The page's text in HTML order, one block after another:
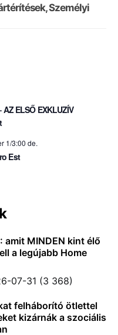
Személyi
AZ ELSŐ EXKLUZÍV
1/3:00 de.
Est
MINDEN kint élő
a legújabb Home
07-31 (3 368)
felháborító ötlettel
kizárnák a szociális